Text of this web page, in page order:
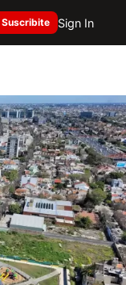
Suscribite Sign In